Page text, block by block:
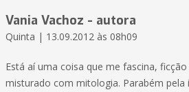
Vania Vachoz - autora
Quinta | 13.09.2012 às 08h09
Está aí uma coisa que me fascina,
misturado com mitologia. Parabém pela